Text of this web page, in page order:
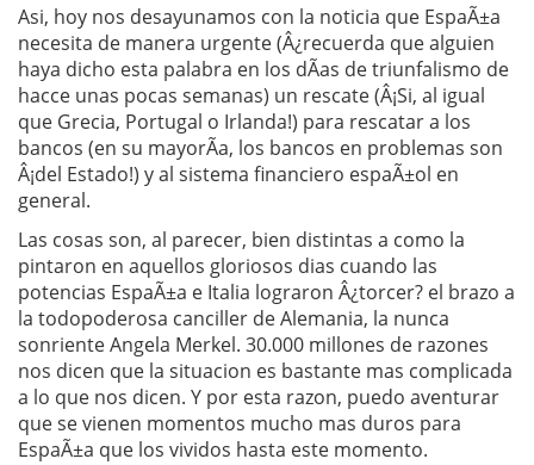
Asi, hoy nos desayunamos con la noticia que EspaÃ±a
necesita de manera urgente (Â¿recuerda que alguien
haya dicho esta palabra en los dÃ­as de triunfalismo de
hacce unas pocas semanas) un rescate (Â¡Si, al igual
que Grecia, Portugal o Irlanda!) para rescatar a los
bancos (en su mayorÃ­a, los bancos en problemas son
Â¡del Estado!) y al sistema financiero espaÃ±ol en
general.
Las cosas son, al parecer, bien distintas a como la
pintaron en aquellos gloriosos dias cuando las
potencias EspaÃ±a e Italia lograron Â¿torcer? el brazo a
la todopoderosa canciller de Alemania, la nunca
sonriente Angela Merkel. 30.000 millones de razones
nos dicen que la situacion es bastante mas complicada
a lo que nos dicen. Y por esta razon, puedo aventurar
que se vienen momentos mucho mas duros para
EspaÃ±a que los vividos hasta este momento.